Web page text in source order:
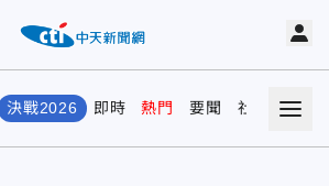
決戰2026 即時 熱門 要聞 社會 娛樂